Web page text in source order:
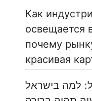
Как
освещается
почему
красивая
למה בישראל